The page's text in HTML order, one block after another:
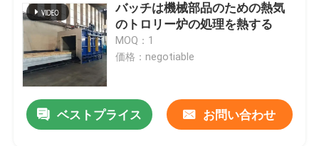
バッチは機械部品のための熱気
のトロリー炉の処理を熱する
MOQ：1
価格：negotiable
ベストプライス お問い合わせ